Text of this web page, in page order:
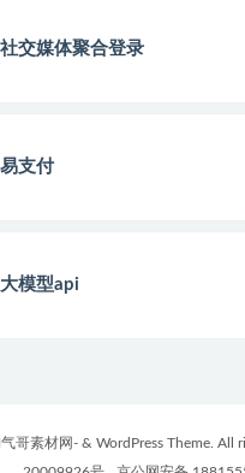
社交媒体聚合登录
易支付
大模型api
哥素材网- & WordPress Theme. All